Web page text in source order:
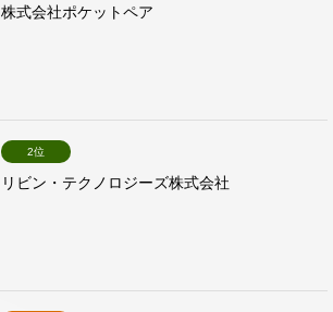
株式会社ポケットペア
2位
リビン・テクノロジーズ株式会社